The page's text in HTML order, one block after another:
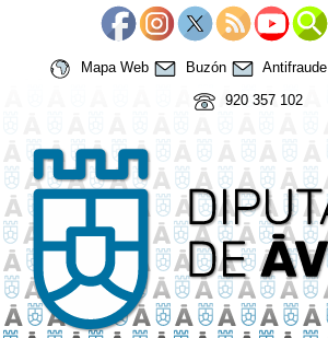
Mapa Web Buzón Antifraude
920 357 102